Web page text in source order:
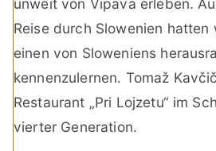
unweit von Vipava erleben.
Reise durch Slowenien hatten
einen von Sloweniens
kennenzulernen. Tomaž
Restaurant „Pri Lojzetu“ im
vierter Generation.